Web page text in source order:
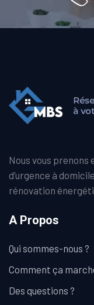
Nous vous prenons
d’urgence à
rénovation
A Propos
Qui sommes-nous ?
Comment ça
Des questions ?